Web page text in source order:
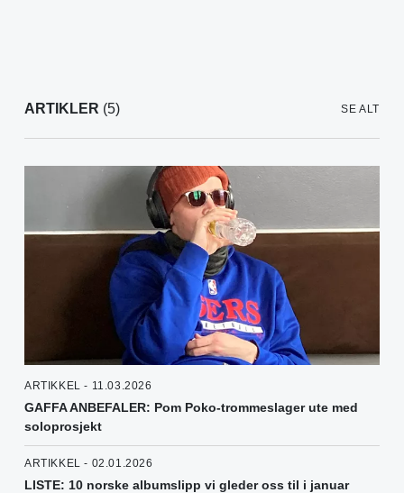
ARTIKLER (5) SE ALT
ARTIKKEL - 11.03.2026
GAFFA ANBEFALER: Pom Poko-trommeslager ute med
soloprosjekt
ARTIKKEL - 02.01.2026
LISTE: 10 norske albumslipp vi gleder oss til i januar